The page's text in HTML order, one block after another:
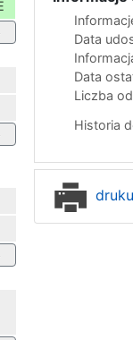
Data
Data
Liczba
Historia